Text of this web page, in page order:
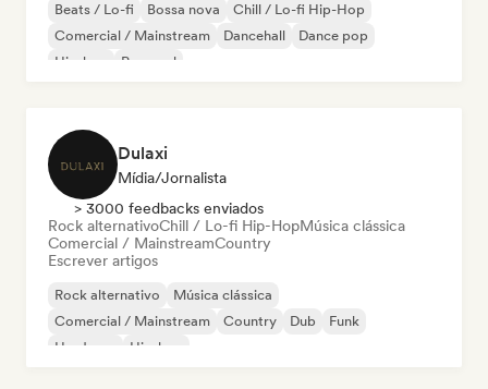
Beats / Lo-fi Bossa nova
Chill / Lo-fi Hip-Hop
Comercial / Mainstream
Dancehall
Dance pop
Hip-hop
Pop soul
Dulaxi
Mídia/Jornalista
> 3000 feedbacks enviados
Rock alternativoChill / Lo-fi Hip-HopMúsica clássica
Comercial / MainstreamCountry
Escrever artigos
Rock alternativo
Música clássica
Comercial / Mainstream
Country Dub
Funk
Hardcore
Hip-hop